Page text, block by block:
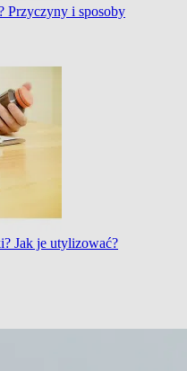
Przyczyny i sposoby
Jak je utylizować?